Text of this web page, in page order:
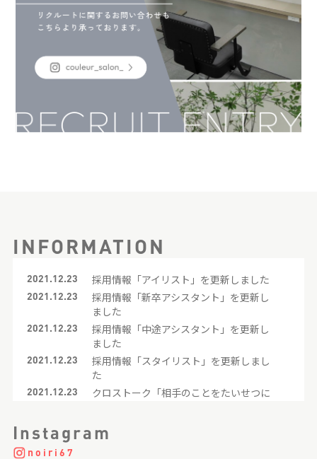
INFORMATION
2021.12.23 採用情報「アイリスト」を更新しました
2021.12.23
採用情報「新卒アシスタント」を更新し
ました
2021.12.23
採用情報「中途アシスタント」を更新し
ました
2021.12.23
採用情報「スタイリスト」を更新しまし
た
2021.12.23
クロストーク「相手のことをたいせつに
2021.12.23
クロストーク「それぞれの良さが輝くサ
Instagram
noiri67